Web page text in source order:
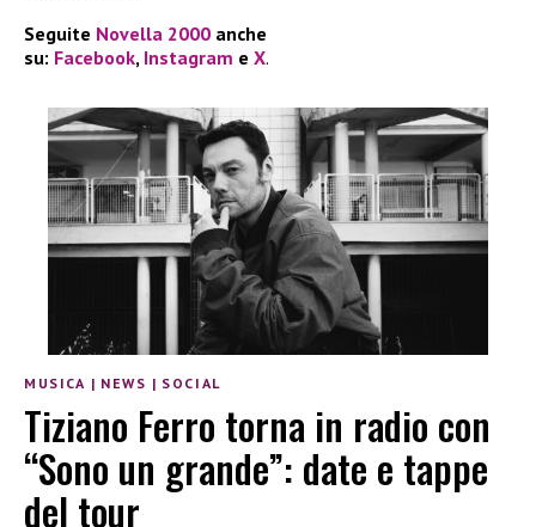
Seguite Novella 2000 anche
su: Facebook, Instagram e X.
MUSICA | NEWS | SOCIAL
Tiziano Ferro torna in radio con
“Sono un grande”: date e tappe
del tour